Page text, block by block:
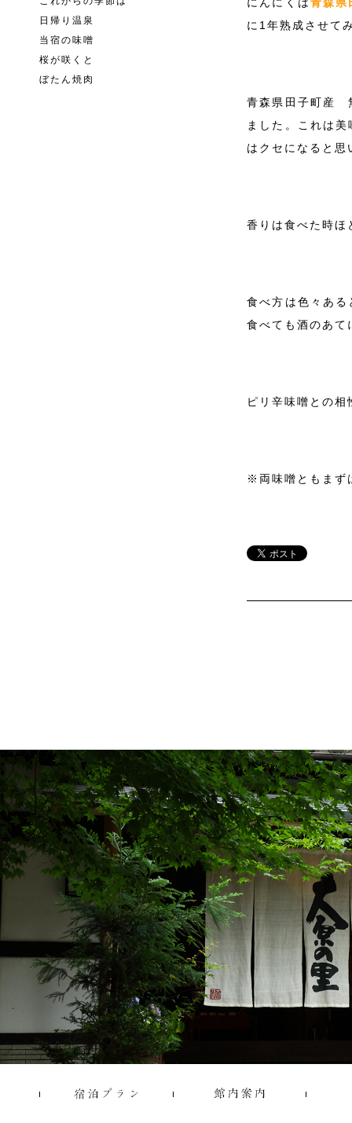
日帰り温泉
当宿の味噌
桜が咲くと
ぼたん焼肉
に1年熟成させて
青森県田子町産
ました。これは
はクセになると思
香りは食べた時ほ
食べ方は色々あ
食べても酒のあて
ピリ辛味噌との
※両味噌ともまず